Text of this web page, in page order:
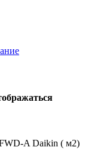
A Daikin ( м2)